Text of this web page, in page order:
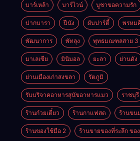
บาร์เหล้า บาร์ไวน์ บูชาขอความรัก
ปากบารา ปีนัง ผับปาร์ตี้ พรหม
พัฒนาการ พัทลุง พุทธมณฑลสาย 3
มาเลเซีย มินิมอล ยะลา ย่านดัง
ย่านเมืองเก่าสงขลา รัตภูมิ
รับบริจาคอาหารสุนัขอาหารแมว ราชบุรี
ร้านก๋วยเตี๋ยว ร้านกาแฟสด ร้านขน
ร้านของใช้มือ 2 ร้านขายของที่ระลึก ขอ